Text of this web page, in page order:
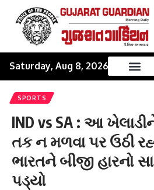
Saturday, Aug 8, 2026
SPORTS
IND vs SA : આ
તક ન મળવા પર ઉઠી
ભારતને બીજી હારનો
પડ્યો